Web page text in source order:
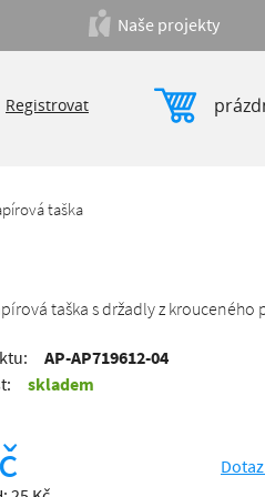
Registrovat
Naše projekty
taška
taška s držadly z krouceného
AP-AP719612-04
skladem